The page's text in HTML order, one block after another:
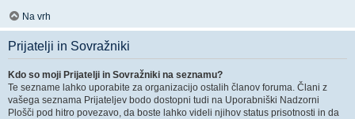
Na vrh
Prijatelji in Sovražniki
Kdo so moji Prijatelji in Sovražniki na seznamu?
Te sezname lahko uporabite za organizacijo ostalih članov foruma. Člani z
vašega seznama Prijateljev bodo dostopni tudi na Uporabniški Nadzorni
Plošči pod hitro povezavo, da boste lahko videli njihov status prisotnosti in da